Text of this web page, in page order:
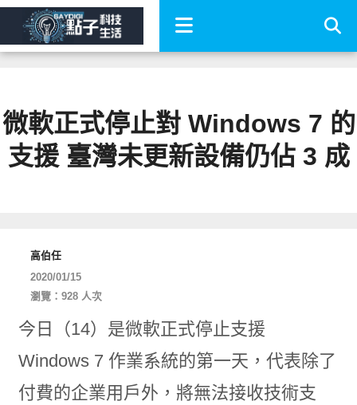
微軟正式停止對 Windows 7 的
支援 臺灣未更新設備仍佔 3 成
高伯任
2020/01/15
瀏覽：928 人次
今日（14）是微軟正式停止支援
Windows 7 作業系統的第一天，代表除了
付費的企業用戶外，將無法接收技術支